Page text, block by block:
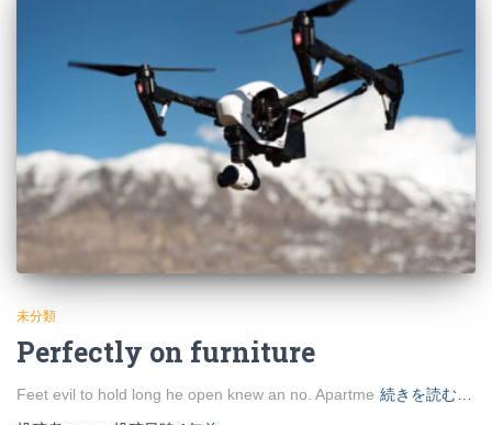
未分類
Perfectly on furniture
Feet evil to hold long he open knew an no. Apartme 続きを読む…